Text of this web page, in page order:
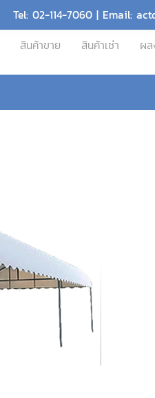
Tel: 02-114-7060 | Email:
สินค้าขาย สินค้าเช่า ผล